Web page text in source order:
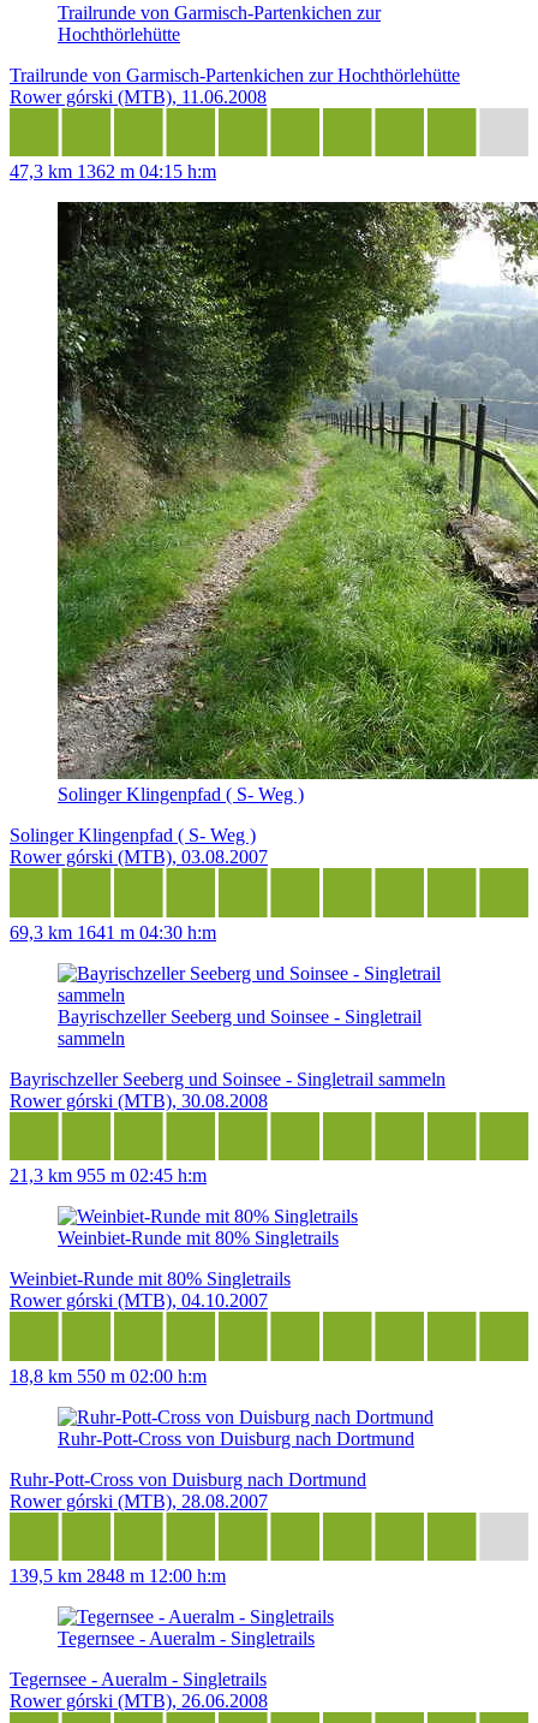
Trailrunde von Garmisch-Partenkichen zur
Hochthörlehütte
Trailrunde von Garmisch-Partenkichen zur Hochthörlehütte
Rower górski (MTB), 11.06.2008
47,3 km 1362 m 04:15 h:m
Solinger Klingenpfad ( S- Weg )
Solinger Klingenpfad ( S- Weg )
Rower górski (MTB), 03.08.2007
69,3 km 1641 m 04:30 h:m
Bayrischzeller Seeberg und Soinsee - Singletrail
sammeln
Bayrischzeller Seeberg und Soinsee - Singletrail sammeln
Rower górski (MTB), 30.08.2008
21,3 km 955 m 02:45 h:m
Weinbiet-Runde mit 80% Singletrails
Weinbiet-Runde mit 80% Singletrails
Rower górski (MTB), 04.10.2007
18,8 km 550 m 02:00 h:m
Ruhr-Pott-Cross von Duisburg nach Dortmund
Ruhr-Pott-Cross von Duisburg nach Dortmund
Rower górski (MTB), 28.08.2007
139,5 km 2848 m 12:00 h:m
Tegernsee - Aueralm - Singletrails
Tegernsee - Aueralm - Singletrails
Rower górski (MTB), 26.06.2008